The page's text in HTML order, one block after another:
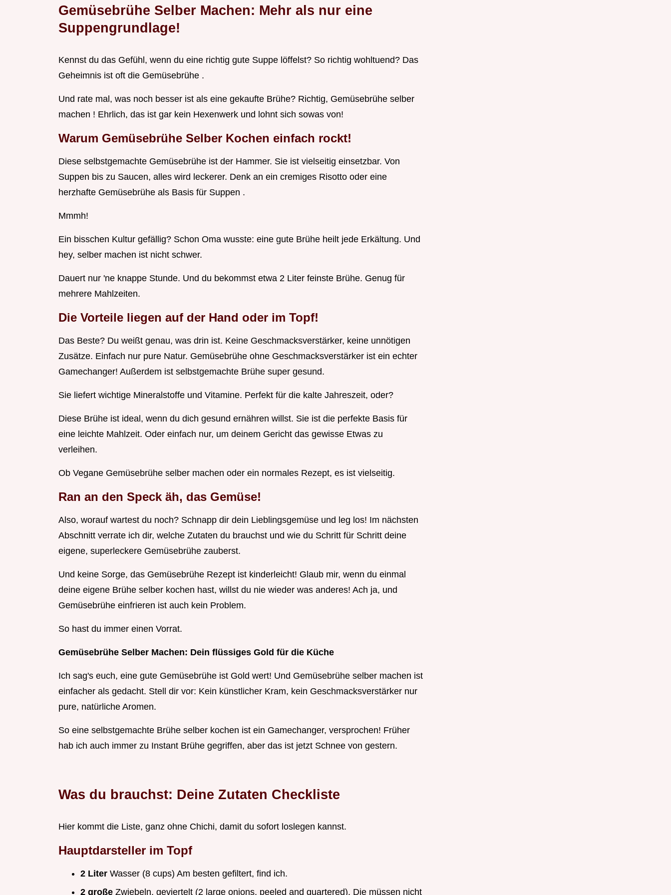
Gemüsebrühe Selber Machen: Mehr als nur eine
Suppengrundlage!
Kennst du das Gefühl, wenn du eine richtig gute Suppe löffelst? So richtig wohltuend? Das
Geheimnis ist oft die Gemüsebrühe .
Und rate mal, was noch besser ist als eine gekaufte Brühe? Richtig, Gemüsebrühe selber
machen ! Ehrlich, das ist gar kein Hexenwerk und lohnt sich sowas von!
Warum Gemüsebrühe Selber Kochen einfach rockt!
Diese selbstgemachte Gemüsebrühe ist der Hammer. Sie ist vielseitig einsetzbar. Von
Suppen bis zu Saucen, alles wird leckerer. Denk an ein cremiges Risotto oder eine
herzhafte Gemüsebrühe als Basis für Suppen .
Mmmh!
Ein bisschen Kultur gefällig? Schon Oma wusste: eine gute Brühe heilt jede Erkältung. Und
hey, selber machen ist nicht schwer.
Dauert nur 'ne knappe Stunde. Und du bekommst etwa 2 Liter feinste Brühe. Genug für
mehrere Mahlzeiten.
Die Vorteile liegen auf der Hand oder im Topf!
Das Beste? Du weißt genau, was drin ist. Keine Geschmacksverstärker, keine unnötigen
Zusätze. Einfach nur pure Natur. Gemüsebrühe ohne Geschmacksverstärker ist ein echter
Gamechanger! Außerdem ist selbstgemachte Brühe super gesund.
Sie liefert wichtige Mineralstoffe und Vitamine. Perfekt für die kalte Jahreszeit, oder?
Diese Brühe ist ideal, wenn du dich gesund ernähren willst. Sie ist die perfekte Basis für
eine leichte Mahlzeit. Oder einfach nur, um deinem Gericht das gewisse Etwas zu
verleihen.
Ob Vegane Gemüsebrühe selber machen oder ein normales Rezept, es ist vielseitig.
Ran an den Speck äh, das Gemüse!
Also, worauf wartest du noch? Schnapp dir dein Lieblingsgemüse und leg los! Im nächsten
Abschnitt verrate ich dir, welche Zutaten du brauchst und wie du Schritt für Schritt deine
eigene, superleckere Gemüsebrühe zauberst.
Und keine Sorge, das Gemüsebrühe Rezept ist kinderleicht! Glaub mir, wenn du einmal
deine eigene Brühe selber kochen hast, willst du nie wieder was anderes! Ach ja, und
Gemüsebrühe einfrieren ist auch kein Problem.
So hast du immer einen Vorrat.
Gemüsebrühe Selber Machen: Dein flüssiges Gold für die Küche
Ich sag's euch, eine gute Gemüsebrühe ist Gold wert! Und Gemüsebrühe selber machen ist
einfacher als gedacht. Stell dir vor: Kein künstlicher Kram, kein Geschmacksverstärker nur
pure, natürliche Aromen.
So eine selbstgemachte Brühe selber kochen ist ein Gamechanger, versprochen! Früher
hab ich auch immer zu Instant Brühe gegriffen, aber das ist jetzt Schnee von gestern.
Was du brauchst: Deine Zutaten Checkliste
Hier kommt die Liste, ganz ohne Chichi, damit du sofort loslegen kannst.
Hauptdarsteller im Topf
2 Liter Wasser (8 cups) Am besten gefiltert, find ich.
2 große Zwiebeln, geviertelt (2 large onions, peeled and quartered). Die müssen nicht